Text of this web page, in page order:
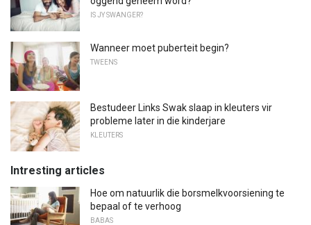
IS JY SWANGER?
Wanneer moet puberteit begin?
TWEENS
Bestudeer Links Swak slaap in kleuters vir
probleme later in die kinderjare
KLEUTERS
Intresting articles
Hoe om natuurlik die borsmelkvoorsiening te
bepaal of te verhoog
BABAS